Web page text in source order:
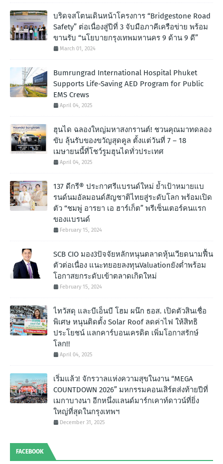
บริดจสโตนเดินหน้าโครงการ “Bridgestone Road
Safety” ต่อเนื่องสู่ปีที่ 3 จับมือภาคีเครือข่าย พร้อม
ขานรับ “นโยบายกรุงเทพมหานคร 9 ด้าน 9 ดี”
March 01, 2024
Bumrungrad International Hospital Phuket
Supports Life-Saving AED Program for Public
EMS Crews
April 04, 2025
ฮุนได ฉลองใหญ่มหาสงกรานต์! ชวนคุณมาทดลอง
ขับ ลุ้นรับของขวัญสุดคูล ตั้งแต่วันที่ 7 – 18
เมษายนนี้ที่โชว์รูมฮุนไดทั่วประเทศ
April 04, 2025
137 ดีกรี® ประกาศรีแบรนด์ใหม่ ย้ำเป้าหมายแบ
รนด์นมอัลมอนด์สัญชาติไทยสู่ระดับโลก พร้อมเปิด
ตัว “ชมพู่ อารยา เอ ฮาร์เก็ต” พรีเซ็นเตอร์คนแรก
ของแบรนด์
February 15, 2024
SCB CIO มอง3ปัจจัยหลักหนุนตลาดหุ้นเวียดนามฟื้น
ตัวต่อเนื่อง แนะทยอยลงทุนValuationยังต่ำพร้อม
โอกาสยกระดับเข้าตลาดเกิดใหม่
February 15, 2024
ไทวัสดุ และบีเอ็นบี โฮม ผนึก ธอส. เปิดตัวสินเชื่อ
พิเศษ หนุนติดตั้ง Solar Roof ลดค่าไฟ ให้สิทธิ
ประโยชน์ แลกคาร์บอนเครดิต เพิ่มโอกาสรักษ์
โลก!!
April 04, 2025
เริ่มแล้ว! จักรวาลแห่งความสุขในงาน “MEGA
COUNTDOWN 2026” มหกรรมคอนเสิร์ตส่งท้ายปีที่
เมกาบางนา อีกหนึ่งแลนด์มาร์กเคาท์ดาวน์ที่ยิ่ง
ใหญ่ที่สุดในกรุงเทพฯ
December 31, 2025
FACEBOOK